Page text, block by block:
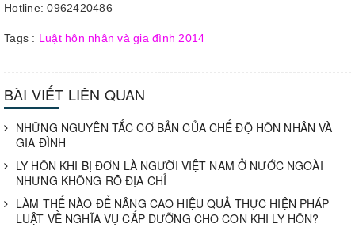
Hotline: 0962420486
Tags : Luật hôn nhân và gia đình 2014
BÀI VIẾT LIÊN QUAN
NHỮNG NGUYÊN TẮC CƠ BẢN CỦA CHẾ ĐỘ HÔN NHÂN VÀ
GIA ĐÌNH
LY HÔN KHI BỊ ĐƠN LÀ NGƯỜI VIỆT NAM Ở NƯỚC NGOÀI
NHƯNG KHÔNG RÕ ĐỊA CHỈ
LÀM THẾ NÀO ĐỂ NÂNG CAO HIỆU QUẢ THỰC HIỆN PHÁP
LUẬT VỀ NGHĨA VỤ CẤP DƯỠNG CHO CON KHI LY HÔN?